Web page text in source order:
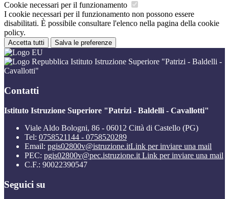
Cookie necessari per il funzionamento
I cookie necessari per il funzionamento non possono essere
disabilitati. È possibile consultare l'elenco nella pagina della cookie
policy.
Accetta tutti Salva le preferenze
Istituto Istruzione Superiore "Patrizi - Baldelli -
Cavallotti"
Contatti
Istituto Istruzione Superiore "Patrizi - Baldelli - Cavallotti"
Viale Aldo Bologni, 86 - 06012 Città di Castello (PG)
Tel: 0758521144 - 0758520289
Email: pgis02800v@istruzione.itLink per inviare una mail
PEC: pgis02800v@pec.istruzione.it Link per inviare una mail
C.F.: 90022390547
Seguici su